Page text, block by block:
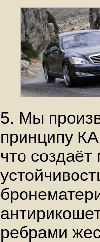
5. Мы
принципу
что
ребрами